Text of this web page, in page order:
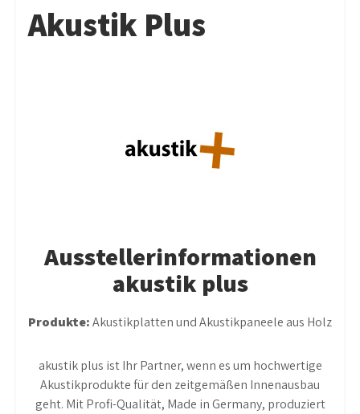
Akustik Plus
Ausstellerinformationen
akustik plus
Produkte:Akustikplatten und Akustikpaneele aus Holz
akustik plus ist Ihr Partner, wenn es um hochwertige
Akustikprodukte für den zeitgemäßen Innenausbau
geht. Mit Profi-Qualität, Made in Germany, produziert